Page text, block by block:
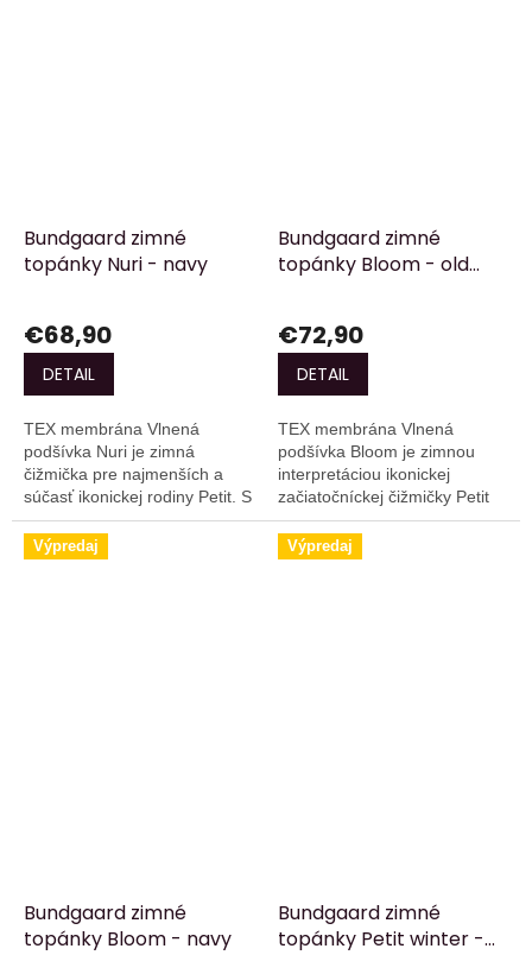
Bundgaard zimné
topánky Nuri - navy
€68,90
DETAIL
TEX membrána Vlnená
podšívka Nuri je zimná
čižmička pre najmenších a
súčasť ikonickej rodiny Petit. S
typickým strihom Bundgaard a
charakteristickou odolnou
špičkou je Nuri...
Bundgaard zimné
topánky Bloom - old
€72,90
DETAIL
TEX membrána Vlnená
podšívka Bloom je zimnou
interpretáciou ikonickej
začiatočníckej čižmičky Petit
od značky Bundgaard,
vytvorenej pre najmenších,
ktorí stoja na prahu...
Výpredaj
Bundgaard zimné
topánky Bloom - navy
Výpredaj
Bundgaard zimné
topánky Petit winter -